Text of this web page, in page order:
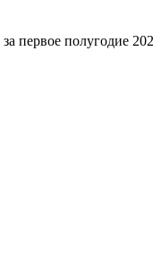
первое полугодие